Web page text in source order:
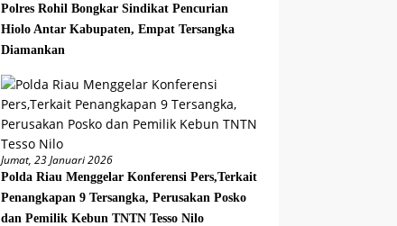
Polres Rohil Bongkar Sindikat Pencurian
Hiolo Antar Kabupaten, Empat Tersangka
Diamankan
Jumat, 23 Januari 2026
Polda Riau Menggelar Konferensi Pers,Terkait
Penangkapan 9 Tersangka, Perusakan Posko
dan Pemilik Kebun TNTN Tesso Nilo